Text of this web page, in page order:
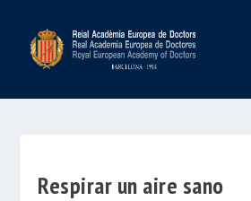
Respirar un aire sano